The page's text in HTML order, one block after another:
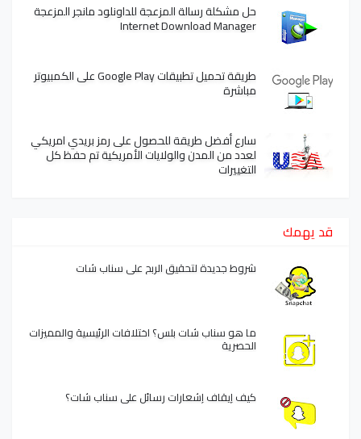
حل مشكلة رسالة المزعجة للداونلود مانجر المزعجة
Internet Download Manager
طريقة تحميل تطبيقات Google Play على الكمبيوتر
مباشرة
سارع أفضل طريقة للحصول على رمز بريدي امريكي
لعدد من المدن والولايات الأمريكية تم حفظ كل
التغييرات
قد يهمك
شروط جديدة لتحقيق الربح على سناب شات
ما هو سناب شات بلس؟ اختلافات الرئيسية والمميزات
الحصرية
كيف إيقاف إشعارات رسائل على سناب شات؟